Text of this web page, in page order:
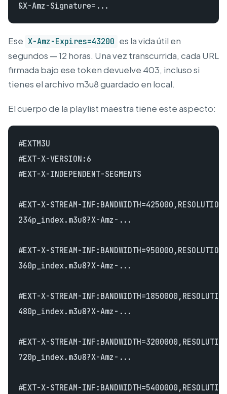
Ese X-Amz-Expires=43200 es la vida útil en
segundos — 12 horas. Una vez transcurrida, cada URL
firmada bajo ese token devuelve 403, incluso si
tienes el archivo m3u8 guardado en local.
El cuerpo de la playlist maestra tiene este aspecto:
#EXTM3U
#EXT-X-VERSION:6
#EXT-X-INDEPENDENT-SEGMENTS
#EXT-X-STREAM-
234p_index.m3u8?X-Amz-...
#EXT-X-STREAM-
360p_index.m3u8?X-Amz-...
#EXT-X-STREAM-
480p_index.m3u8?X-Amz-...
#EXT-X-STREAM-
720p_index.m3u8?X-Amz-...
#EXT-X-STREAM-